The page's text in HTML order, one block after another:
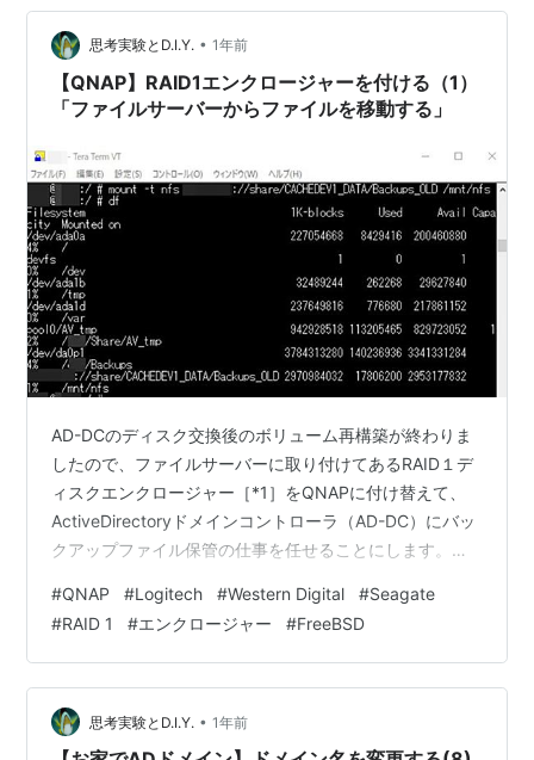
事では、初期の設計について解説している。 なお、svc-
hookはACM/IFIP Middleware …
思考実験とD.I.Y. • 1年前
【QNAP】RAID1エンクロージャーを付ける（1）
「ファイルサーバーからファイルを移動する」
AD-DCのディスク交換後のボリューム再構築が終わりま
したので、ファイルサーバーに取り付けてあるRAID１デ
ィスクエンクロージャー［*1］をQNAPに付け替えて、
ActiveDirectoryドメインコントローラ（AD-DC）にバッ
クアップファイル保管の仕事を任せることにします。
DCに複写 1)AD-DCのexportsを確認 2)ファイルサーバー
でAD-DCのディスクをマウント 3)Rsyncで複写 出典・引
用・備考 各サーバー（AD-DC／ファイルサーバー／メイ
ンファイルサーバー）の稼働時間・データ遺失リスクヘ
ッジと、AD-…
#QNAP #Logitech #Western Digital #Seagate
#RAID 1 #エンクロージャー #FreeBSD
思考実験とD.I.Y. • 1年前